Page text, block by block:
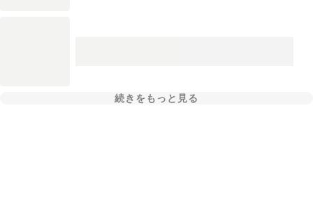
続きをもっと見る